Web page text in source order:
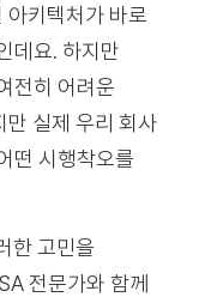
아키텍처가 바로
데요. 하지만
전히 어려운
만 실제 우리 회사
떤 시행착오를
한 고민을
전문가와 함께